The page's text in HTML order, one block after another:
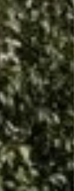
een
aan
sfeer. Niets moet,
Via...